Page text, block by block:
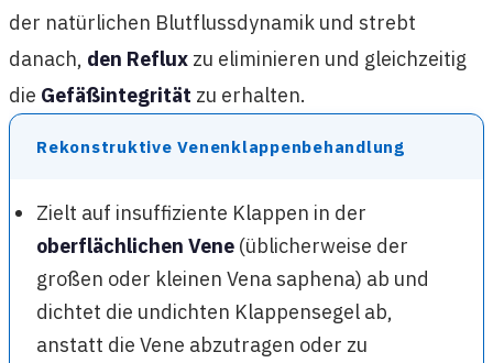
der natürlichen Blutflussdynamik und strebt
danach, den Reflux zu eliminieren und gleichzeitig
die Gefäßintegrität zu erhalten.
Rekonstruktive Venenklappenbehandlung
Zielt auf insuffiziente Klappen in der
oberflächlichen Vene (üblicherweise der
großen oder kleinen Vena saphena) ab und
dichtet die undichten Klappensegel ab,
anstatt die Vene abzutragen oder zu